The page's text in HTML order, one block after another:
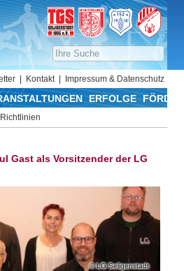
Kontakt Impressum & Datenschutz
ERFOLGE
Richtlinien
Gast als Vorsitzender der LG
LG Seligenstadt